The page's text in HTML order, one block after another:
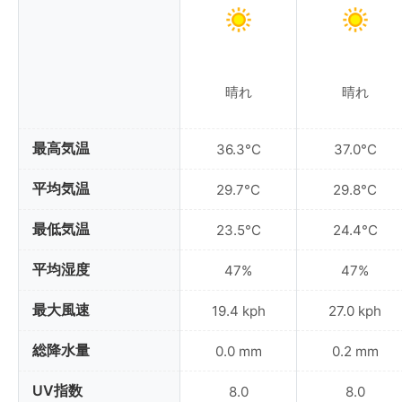
最高気温
平均気温
最低気温
平均湿度
最大風速
総降水量
UV指数
晴れ
36.3°C
29.7°C
23.5°C
47%
19.4 kph
0.0 mm
8.0
晴れ
37.0°C
29.8°C
24.4°C
47%
27.0 kph
0.2 mm
8.0